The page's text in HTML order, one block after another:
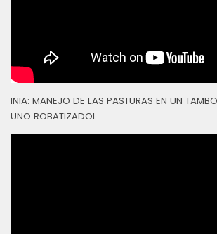
INIA: MANEJO DE LAS PASTURAS EN UN
UNO ROBATIZADOL